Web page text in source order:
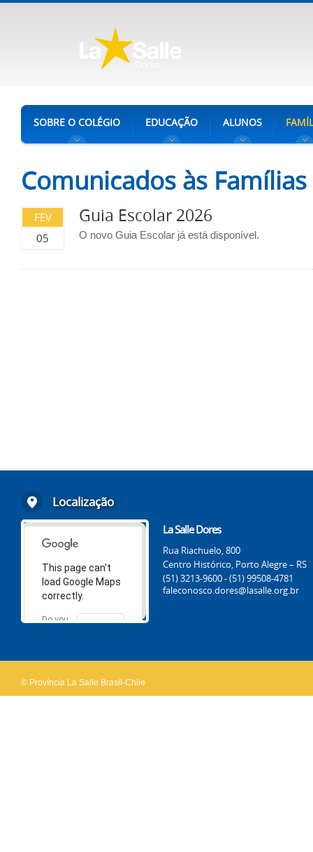
SOBRE O COLÉGIO EDUCAÇÃO ALUNOS
Comunicados às Famílias
FEV
05
Guia Escolar 2026
O novo Guia Escolar já está disponível.
Localização
This page can't
load Google Maps
correctly.
Do you
OK
La Salle Dores
Rua Riachuelo, 800
Centro Histórico, Porto Alegre – RS
(51) 3213-9600 - (51) 99508-4781
faleconosco.dores@lasalle.org.br
© Província La Salle Brasil-Chile